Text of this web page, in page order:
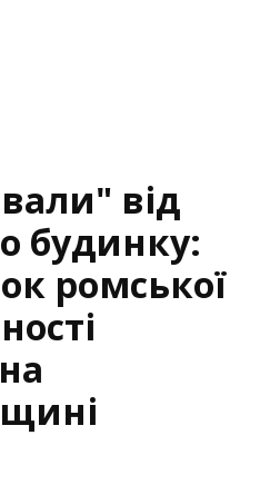
від
будинку:
ромської